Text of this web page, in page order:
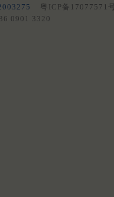
粤ICP备17077571号
0901 3320